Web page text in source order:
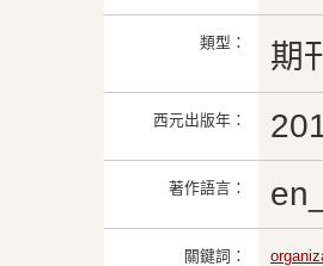
類型： 期
西元出版年：
著作語言：
關鍵詞：